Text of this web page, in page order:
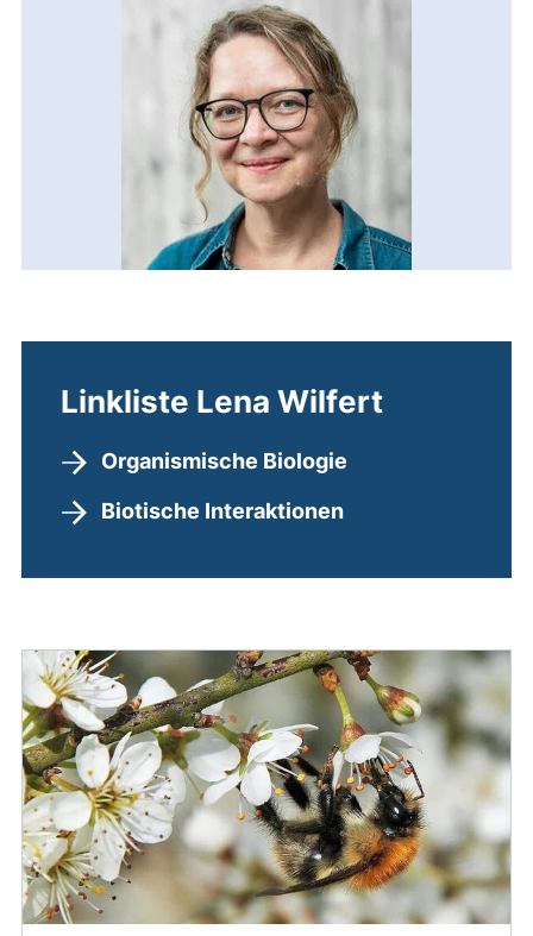
Linkliste Lena Wilfert
Organismische Biologie
Biotische Interaktionen